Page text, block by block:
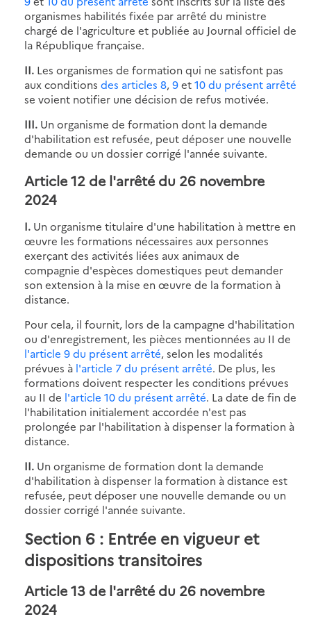
organismes habilités fixée par arrêté du ministre
chargé de l'agriculture et publiée au Journal officiel de
la République française.
II. Les organismes de formation qui ne satisfont pas
aux conditions des articles 8,9et10 du présent arrêté
se voient notifier une décision de refus motivée.
III. Un organisme de formation dont la demande
d'habilitation est refusée, peut déposer une nouvelle
demande ou un dossier corrigé l'année suivante.
Article 12 de l'arrêté du 26 novembre
2024
I. Un organisme titulaire d'une habilitation à mettre en
œuvre les formations nécessaires aux personnes
exerçant des activités liées aux animaux de
compagnie d'espèces domestiques peut demander
son extension à la mise en œuvre de la formation à
distance.
Pour cela, il fournit, lors de la campagne d'habilitation
ou d'enregistrement, les pièces mentionnées au II de
l'article 9 du présent arrêté, selon les modalités
prévues à l'article 7 du présent arrêté. De plus, les
formations doivent respecter les conditions prévues
au II de l'article 10 du présent arrêté. La date de fin de
l'habilitation initialement accordée n'est pas
prolongée par l'habilitation à dispenser la formation à
distance.
II. Un organisme de formation dont la demande
d'habilitation à dispenser la formation à distance est
refusée, peut déposer une nouvelle demande ou un
dossier corrigé l'année suivante.
Section 6 : Entrée en vigueur et
dispositions transitoires
Article 13 de l'arrêté du 26 novembre
2024